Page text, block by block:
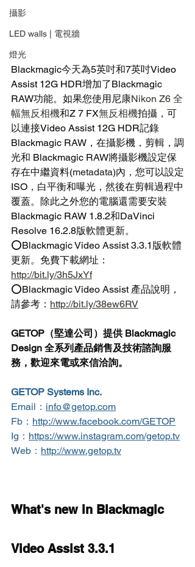
攝影
LED walls | 電視牆
燈光
Blackmagic今天為5英吋和7英吋Video
Assist 12G HDR增加了Blackmagic
RAW功能。如果您使用尼康Nikon Z6 全
幅無反相機和Z 7 FX無反相機拍攝，可
以連接Video Assist 12G HDR記錄
Blackmagic RAW，在攝影機，剪輯，調
光和 Blackmagic RAW將攝影機設定保
存在中繼資料(metadata)內，您可以設定
ISO，白平衡和曝光，然後在剪輯過程中
覆蓋。除此之外您的電腦還需要安裝
Blackmagic RAW 1.8.2和DaVinci
Resolve 16.2.8版軟體更新。
⭕Blackmagic Video Assist 3.3.1版軟體
更新。免費下載網址：
http://bit.ly/3h5JxYf
⭕Blackmagic Video Assist 產品說明，
請參考： http://bit.ly/38ew6RV
GETOP（堅達公司）提供 Blackmagic
Design 全系列產品銷售及技術諮詢服
務，歡迎來電或來信洽詢。
GETOP Systems Inc.
Email： info@getop.com
Fb： http://www.facebook.com/GETOP
Ig： https://www.instagram.com/getop.tv
Web： http://www.getop.tv
What's new in Blackmagic
Video Assist 3.3.1